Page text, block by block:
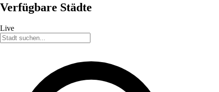
Verfügbare Städte
Live